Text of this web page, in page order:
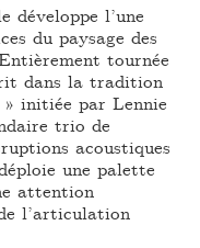
développe l’une
du paysage des
tournée
dans la tradition
initiée par Lennie
trio de
acoustiques
une palette
attention
l’articulation